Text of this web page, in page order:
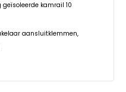
kamrail 10
aansluitklemmen,